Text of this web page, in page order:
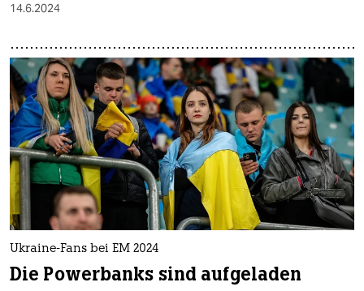
14.6.2024
Ukraine-Fans bei EM 2024
Die Powerbanks sind aufgeladen